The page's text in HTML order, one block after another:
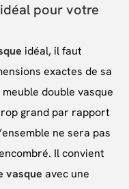
pour votre
idéal, il faut
exactes de sa
double vasque
grand par rapport
ne sera pas
Il convient
vasque avec une